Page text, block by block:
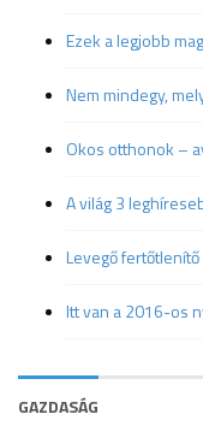
Ezek a legjobb
Nem mindegy,
Okos otthonok –
A világ 3
Levegő
Itt van a 2016-os
GAZDASÁG